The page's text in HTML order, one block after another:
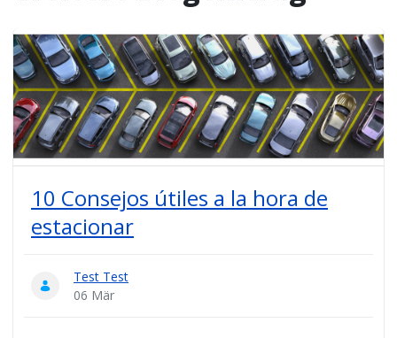
10 Consejos útiles a la hora de
estacionar
Test Test
06 Mär